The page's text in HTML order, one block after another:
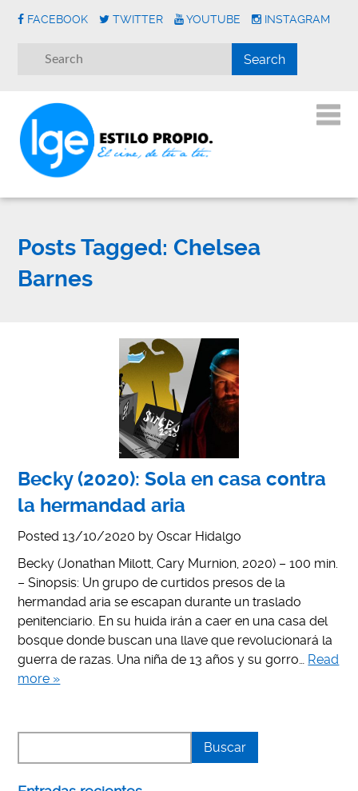
FACEBOOK TWITTER YOUTUBE INSTAGRAM
Posts Tagged: Chelsea
Barnes
Becky (2020): Sola en casa contra
la hermandad aria
Posted13/10/2020 byOscar Hidalgo
Becky (Jonathan Milott, Cary Murnion, 2020) – 100 min.
– Sinopsis: Un grupo de curtidos presos de la
hermandad aria se escapan durante un traslado
penitenciario. En su huida irán a caer en una casa del
bosque donde buscan una llave que revolucionará la
guerra de razas. Una niña de 13 años y su gorro… Read
more »